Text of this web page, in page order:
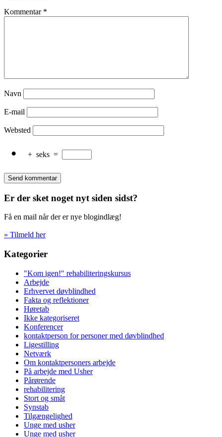
Kommentar *
Navn
E-mail
Websted
+ seks =
Er der sket noget nyt siden sidst?
Få en mail når der er nye blogindlæg!
» Tilmeld her
Kategorier
"Kom igen!" rehabiliteringskursus
Arbejde
Erhvervet døvblindhed
Fakta og reflektioner
Høretab
Ikke kategoriseret
Konferencer
kontaktperson for personer med døvblindhed
Ligestilling
Netværk
Om kontaktpersoners arbejde
På arbejde med Usher
Pårørende
rehabilitering
Stort og småt
Synstab
Tilgængelighed
Unge med usher
Unge med usher